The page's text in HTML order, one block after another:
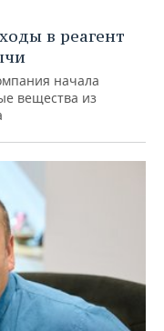
в реагент
начала
вещества из